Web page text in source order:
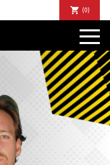
(0)
NIEUWS
DE CLUB
SPORTIEF
SUPPORTERS
TICKETS
ABONNEMENTEN
COMMUNITY